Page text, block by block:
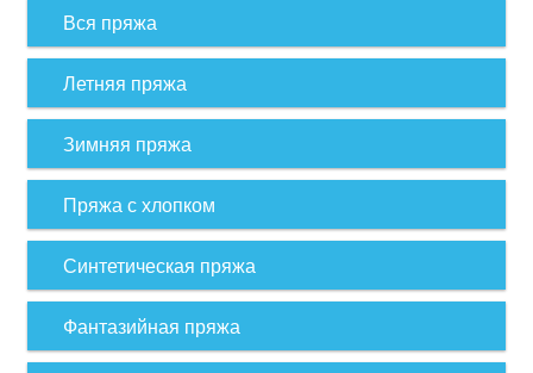
Вся пряжа
Летняя пряжа
Зимняя пряжа
Пряжа с хлопком
Синтетическая пряжа
Фантазийная пряжа